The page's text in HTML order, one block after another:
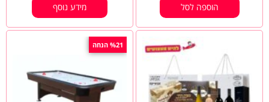
הוספה לסל מידע נוסף
%21 הנחה